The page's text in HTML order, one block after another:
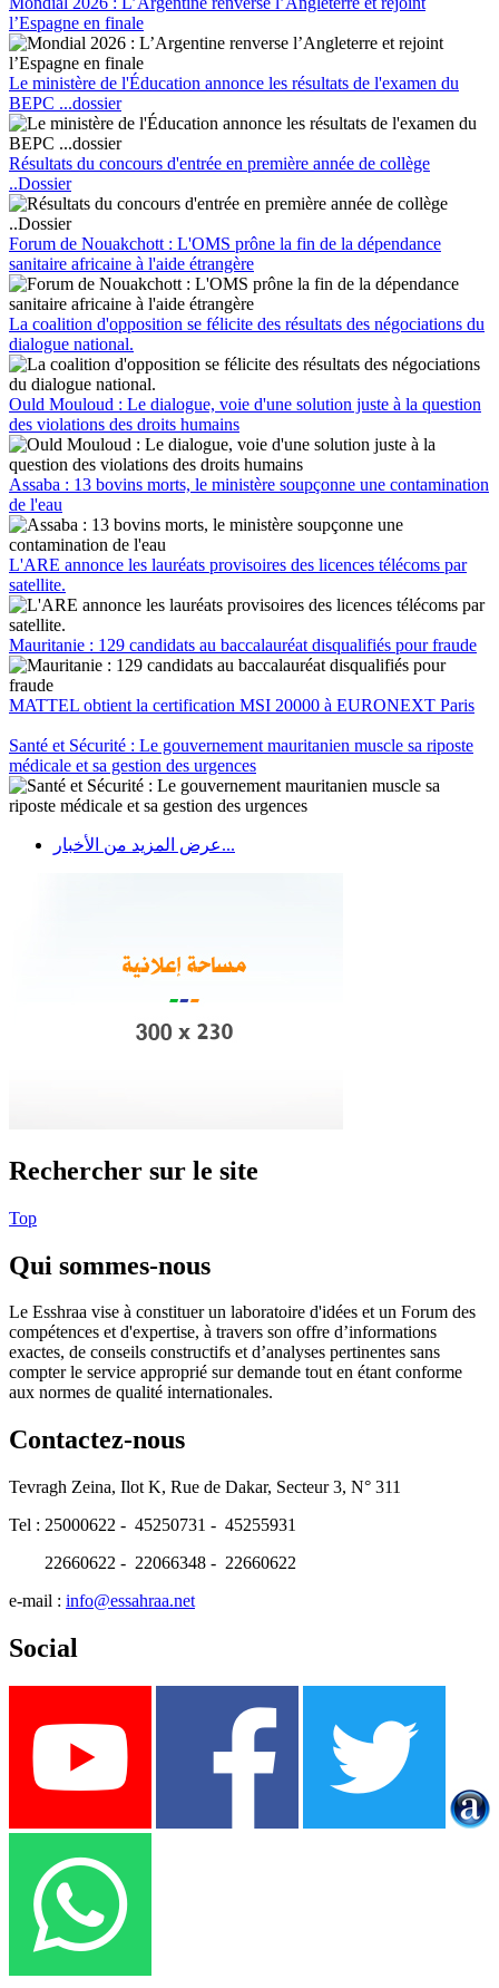
l’Espagne en finale
Le ministère de l'Éducation annonce les résultats de l'examen du
BEPC ...dossier
Résultats du concours d'entrée en première année de collège
..Dossier
Forum de Nouakchott : L'OMS prône la fin de la dépendance
sanitaire africaine à l'aide étrangère
La coalition d'opposition se félicite des résultats des négociations du
dialogue national.
Ould Mouloud : Le dialogue, voie d'une solution juste à la question
des violations des droits humains
Assaba : 13 bovins morts, le ministère soupçonne une contamination
de l'eau
L'ARE annonce les lauréats provisoires des licences télécoms par
satellite.
Mauritanie : 129 candidats au baccalauréat disqualifiés pour fraude
MATTEL obtient la certification MSI 20000 à EURONEXT Paris
Santé et Sécurité : Le gouvernement mauritanien muscle sa riposte
médicale et sa gestion des urgences
عرض المزيد من الأخبار...
Rechercher sur le site
Top
Qui sommes-nous
Le Esshraa vise à constituer un laboratoire d'idées et un Forum des
compétences et d'expertise, à travers son offre d’informations
exactes, de conseils constructifs et d’analyses pertinentes sans
compter le service approprié sur demande tout en étant conforme
aux normes de qualité internationales.
Contactez-nous
Tevragh Zeina, Ilot K, Rue de Dakar, Secteur 3, N° 311
Tel : 25000622 - 45250731 - 45255931
22660622 - 22066348 - 22660622
e-mail : info@essahraa.net
Social